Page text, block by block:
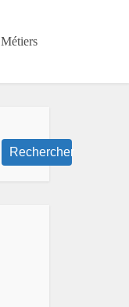
Métiers
Rechercher